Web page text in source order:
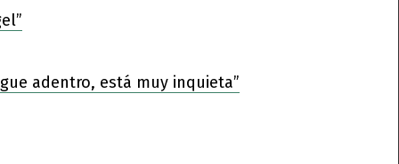
adentro, está muy inquieta”